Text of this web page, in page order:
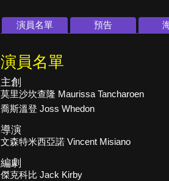
演員名單 預告
演員名單
主創
莫里沙坎查隆 Maurissa Tancharoen
喬斯溫登 Joss Whedon
導演
文森特米西亞諾 Vincent Misiano
編劇
傑克科比 Jack Kirby